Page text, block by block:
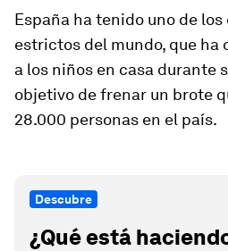
España ha tenido uno de
estrictos del mundo, que ha
a los niños en casa durante
objetivo de frenar un brote
28.000 personas en el país.
Descubre
¿Qué está